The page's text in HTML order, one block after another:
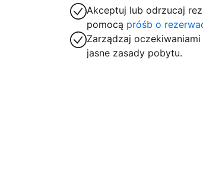
Akceptuj lub odrzucaj
pomocą próśb o
Zarządzaj
jasne zasady pobytu.